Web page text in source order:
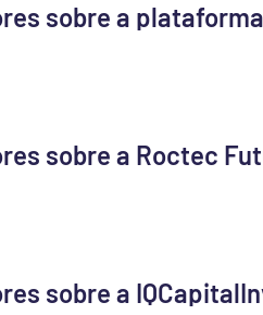
sobre a
sobre a Roctec
sobre a